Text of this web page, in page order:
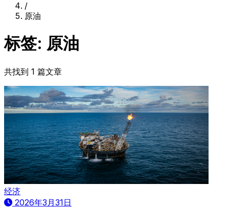
/
原油
标签: 原油
共找到 1 篇文章
经济
2026年3月31日